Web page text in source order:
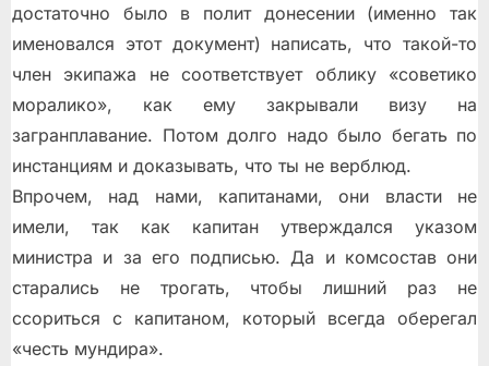
достаточно было в полит донесении (именно так
именовался этот документ) написать, что такой-то
член экипажа не соответствует облику «советико
моралико», как ему закрывали визу на
загранплавание. Потом долго надо было бегать по
инстанциям и доказывать, что ты не верблюд.
Впрочем, над нами, капитанами, они власти не
имели, так как капитан утверждался указом
министра и за его подписью. Да и комсостав они
старались не трогать, чтобы лишний раз не
ссориться с капитаном, который всегда оберегал
«честь мундира».